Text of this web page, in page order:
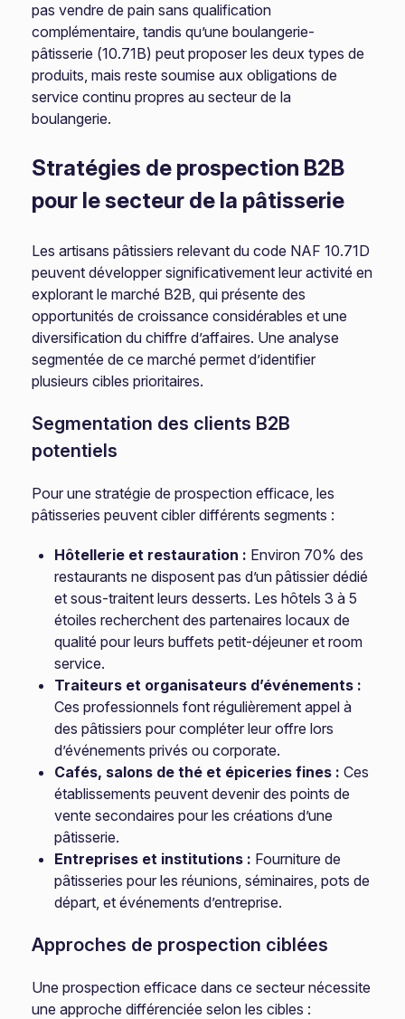
pas vendre de pain sans qualification
complémentaire, tandis qu’une boulangerie-
pâtisserie (10.71B) peut proposer les deux types de
produits, mais reste soumise aux obligations de
service continu propres au secteur de la
boulangerie.
Stratégies de prospection B2B
pour le secteur de la pâtisserie
Les artisans pâtissiers relevant du code NAF 10.71D
peuvent développer significativement leur activité en
explorant le marché B2B, qui présente des
opportunités de croissance considérables et une
diversification du chiffre d’affaires. Une analyse
segmentée de ce marché permet d’identifier
plusieurs cibles prioritaires.
Segmentation des clients B2B
potentiels
Pour une stratégie de prospection efficace, les
pâtisseries peuvent cibler différents segments :
Hôtellerie et restauration : Environ 70% des
restaurants ne disposent pas d’un pâtissier dédié
et sous-traitent leurs desserts. Les hôtels 3 à 5
étoiles recherchent des partenaires locaux de
qualité pour leurs buffets petit-déjeuner et room
service.
Traiteurs et organisateurs d’événements :
Ces professionnels font régulièrement appel à
des pâtissiers pour compléter leur offre lors
d’événements privés ou corporate.
Cafés, salons de thé et épiceries fines : Ces
établissements peuvent devenir des points de
vente secondaires pour les créations d’une
pâtisserie.
Entreprises et institutions : Fourniture de
pâtisseries pour les réunions, séminaires, pots de
départ, et événements d’entreprise.
Approches de prospection ciblées
Une prospection efficace dans ce secteur nécessite
une approche différenciée selon les cibles :